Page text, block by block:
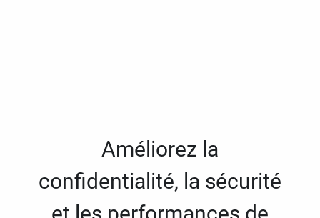
Améliorez la
confidentialité, la sécurité